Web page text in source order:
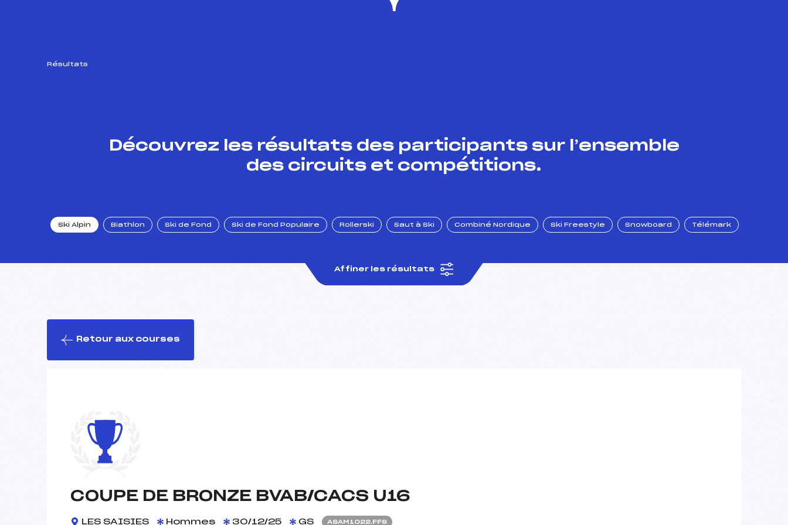
Résultats
Découvrez les résultats des participants sur l’ensemble
des circuits et compétitions.
Ski Alpin Biathlon Ski de Fond Ski de Fond Populaire Rollerski Saut à Ski Combiné Nordique Ski Freestyle Snowboard Télémark
Affiner les résultats
Retour aux courses
COUPE DE BRONZE BVAB/CACS U16
LES SAISIES Hommes 30/12/25 GS ASAM1022.FFS